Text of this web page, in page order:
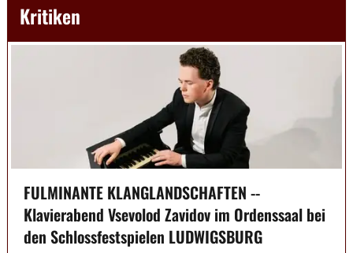
Kritiken
FULMINANTE KLANGLANDSCHAFTEN --
Klavierabend Vsevolod Zavidov im Ordenssaal bei
den Schlossfestspielen LUDWIGSBURG